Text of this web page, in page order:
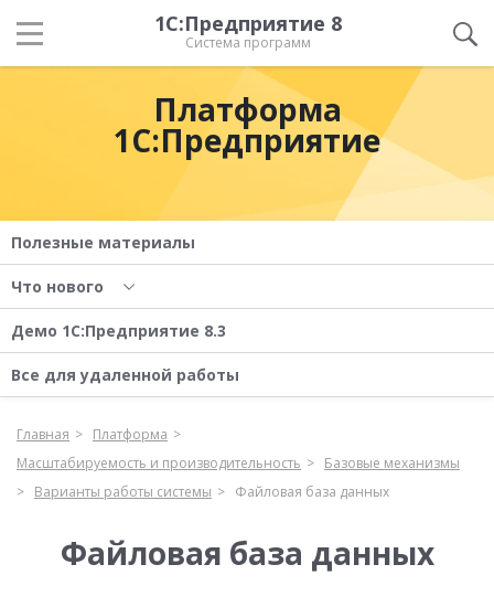
1С:Предприятие 8
Система программ
Платформа
1С:Предприятие
Полезные материалы
Что нового
Демо 1С:Предприятие 8.3
Все для удаленной работы
Главная
Платформа
Масштабируемость и производительность
Базовые механизмы
Варианты работы системы
Файловая база данных
Файловая база данных